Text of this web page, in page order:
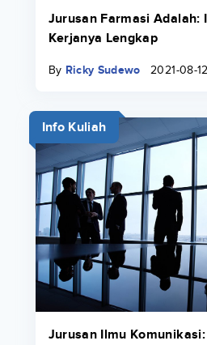
Jurusan Farmasi Adalah:
Kerjanya Lengkap
By Ricky Sudewo 2021-08-12
Info Kuliah
Jurusan Ilmu